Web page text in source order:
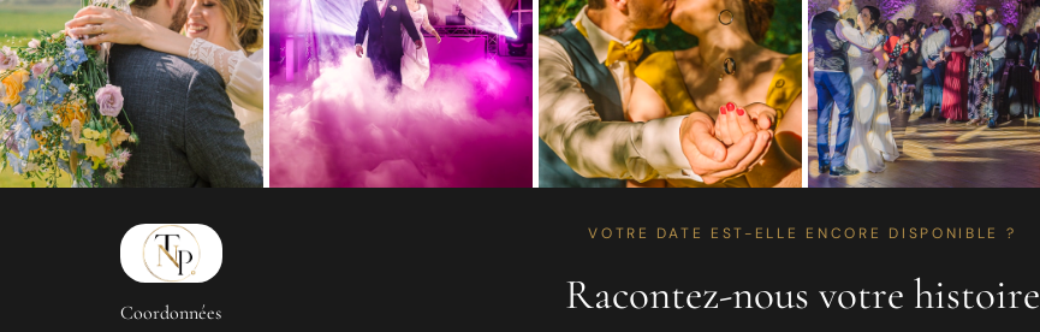
Coordonnées
VOTRE DATE EST-ELLE ENCORE DISPONIBLE ?
Racontez-nous votre histoire